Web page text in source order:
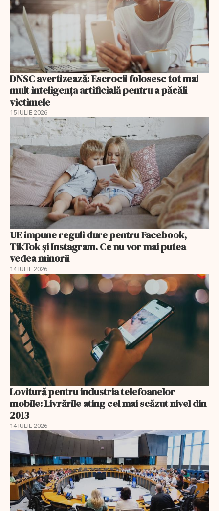
DNSC avertizează: Escrocii folosesc tot mai
mult inteligența artificială pentru a păcăli
victimele
15 IULIE 2026
UE impune reguli dure pentru Facebook,
TikTok și Instagram. Ce nu vor mai putea
vedea minorii
14 IULIE 2026
Lovitură pentru industria telefoanelor
mobile: Livrările ating cel mai scăzut nivel din
2013
14 IULIE 2026